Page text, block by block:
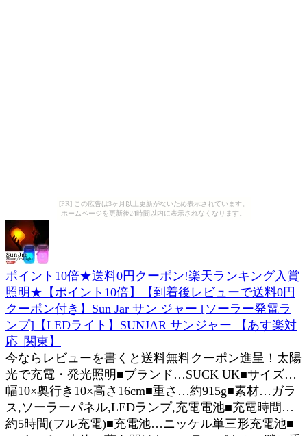
[PR] この広告は3ヶ月以上更新がないため表示されています。
ホームページを更新後24時間以内に表示されなくなります。
ポイント10倍★送料0円クーポン!楽天ランキング入賞
照明★【ポイント10倍】【到着後レビューで送料0円
クーポン付き】Sun Jar サン ジャー [ソーラー発電ラ
ンプ]【LEDライト】SUNJAR サンジャー 【あす楽対
応_関東】
今ならレビューを書くと送料無料クーポン進呈！太陽
光で充電・発光照明■ブランド…SUCK UK■サイズ…
幅10×奥行き10×高さ16cm■重さ…約915g■素材…ガラ
ス,ソーラーパネル,LEDランプ,充電電池■充電時間…
約5時間(フル充電)■充電池…ニッケル単三形充電池■